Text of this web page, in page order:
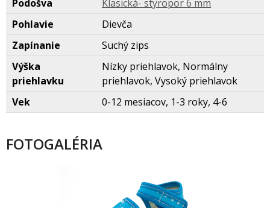
Podošva
Klasická- styropor 6 mm
Pohlavie
Dievča
Zapínanie
Suchý zips
Výška
priehlavku
Nízky priehlavok, Normálny
priehlavok, Vysoký priehlavok
Vek
0-12 mesiacov, 1-3 roky, 4-6
FOTOGALÉRIA